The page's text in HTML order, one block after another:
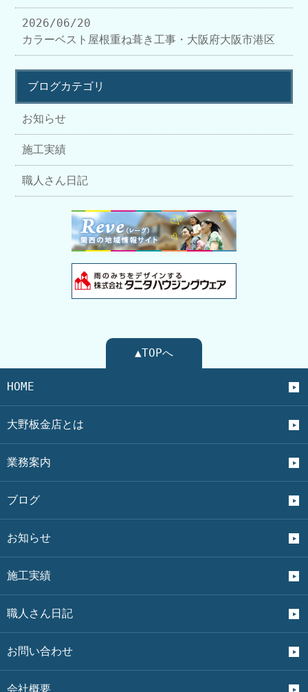
2026/06/20
カラーベスト屋根重ね葺き工事・大阪府大阪市港区
ブログカテゴリ
お知らせ
施工実績
職人さん日記
▲TOPへ
HOME
大野板金店とは
業務案内
ブログ
お知らせ
施工実績
職人さん日記
お問い合わせ
会社概要